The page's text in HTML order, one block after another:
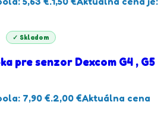
✓ Skladom
pre senzor Dexcom G4 , G5
7,90 €.2,00 €Aktuálna cena